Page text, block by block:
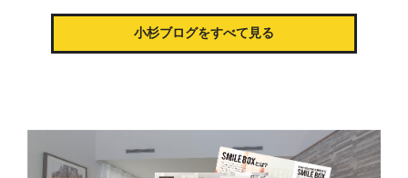
小杉ブログをすべて見る